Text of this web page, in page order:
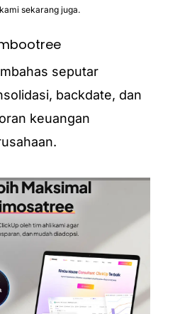
sekarang juga.
seputar
backdate, dan
keuangan